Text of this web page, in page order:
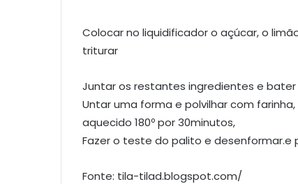
Colocar no liquidificador o açúcar, o
triturar
Juntar os restantes ingredientes e bater
Untar uma forma e polvilhar com
aquecido 180º por 30minutos,
Fazer o teste do palito e desenformar.e
Fonte: tila-tilad.blogspot.com/